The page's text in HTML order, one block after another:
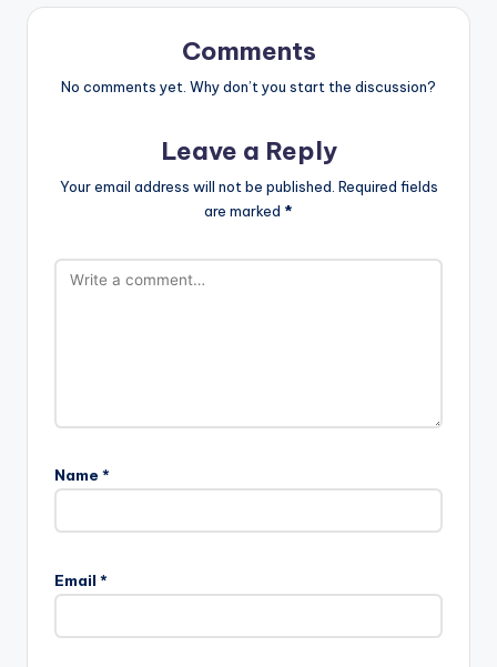
Comments
No comments yet. Why don’t you start the discussion?
Leave a Reply
Your email address will not be published. Required fields
are marked *
Name *
Email *